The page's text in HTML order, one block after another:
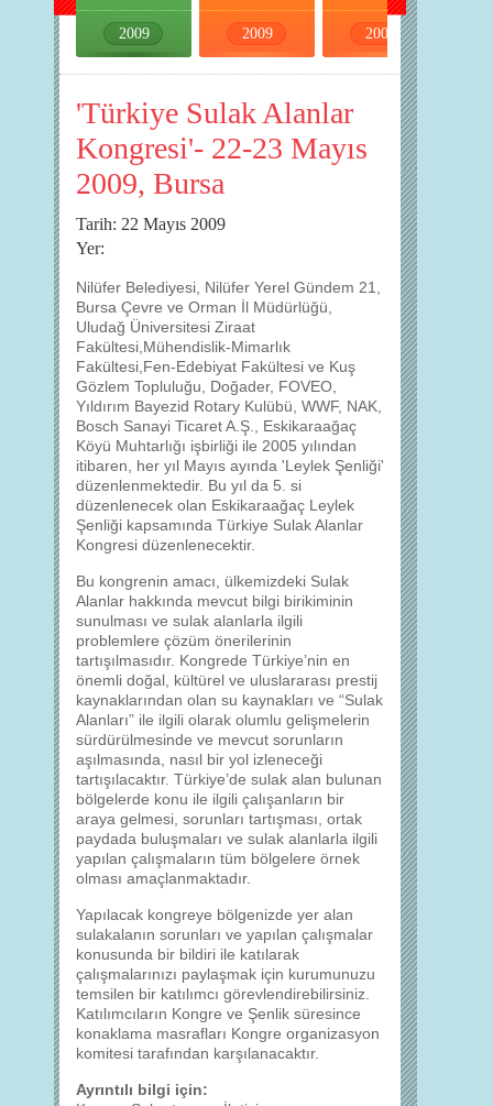
2009 2009 2009
'Türkiye Sulak Alanlar
Kongresi'- 22-23 Mayıs
2009, Bursa
Tarih: 22 Mayıs 2009
Yer:
Nilüfer Belediyesi, Nilüfer Yerel Gündem 21,
Bursa Çevre ve Orman İl Müdürlüğü,
Uludağ Üniversitesi Ziraat
Fakültesi,Mühendislik-Mimarlık
Fakültesi,Fen-Edebiyat Fakültesi ve Kuş
Gözlem Topluluğu, Doğader, FOVEO,
Yıldırım Bayezid Rotary Kulübü, WWF, NAK,
Bosch Sanayi Ticaret A.Ş., Eskikaraağaç
Köyü Muhtarlığı işbirliği ile 2005 yılından
itibaren, her yıl Mayıs ayında 'Leylek Şenliği'
düzenlenmektedir. Bu yıl da 5. si
düzenlenecek olan Eskikaraağaç Leylek
Şenliği kapsamında Türkiye Sulak Alanlar
Kongresi düzenlenecektir.
Bu kongrenin amacı, ülkemizdeki Sulak
Alanlar hakkında mevcut bilgi birikiminin
sunulması ve sulak alanlarla ilgili
problemlere çözüm önerilerinin
tartışılmasıdır. Kongrede Türkiye’nin en
önemli doğal, kültürel ve uluslararası prestij
kaynaklarından olan su kaynakları ve “Sulak
Alanları” ile ilgili olarak olumlu gelişmelerin
sürdürülmesinde ve mevcut sorunların
aşılmasında, nasıl bir yol izleneceği
tartışılacaktır. Türkiye’de sulak alan bulunan
bölgelerde konu ile ilgili çalışanların bir
araya gelmesi, sorunları tartışması, ortak
paydada buluşmaları ve sulak alanlarla ilgili
yapılan çalışmaların tüm bölgelere örnek
olması amaçlanmaktadır.
Yapılacak kongreye bölgenizde yer alan
sulakalanın sorunları ve yapılan çalışmalar
konusunda bir bildiri ile katılarak
çalışmalarınızı paylaşmak için kurumunuzu
temsilen bir katılımcı görevlendirebilirsiniz.
Katılımcıların Kongre ve Şenlik süresince
konaklama masrafları Kongre organizasyon
komitesi tarafından karşılanacaktır.
Ayrıntılı bilgi için: